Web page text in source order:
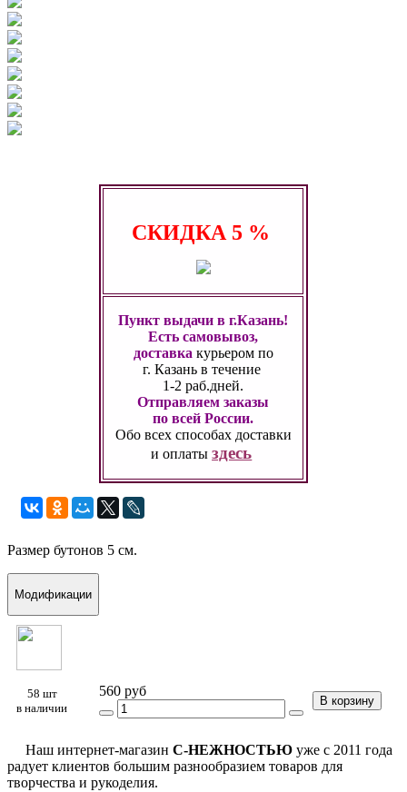
СКИДКА 5 %
Пункт выдачи в г.Казань!
Есть самовывоз,
доставка курьером по
г. Казань в течение
1-2 раб.дней.
Отправляем заказы
по всей России.
Обо всех способах доставки
и оплатыздесь
Размер бутонов 5 см.
Модификации
58 шт
в наличии
560 руб
В корзину
Наш интернет-магазин С-НЕЖНОСТЬЮ уже с 2011 года
радует клиентов большим разнообразием товаров для
творчества и рукоделия.